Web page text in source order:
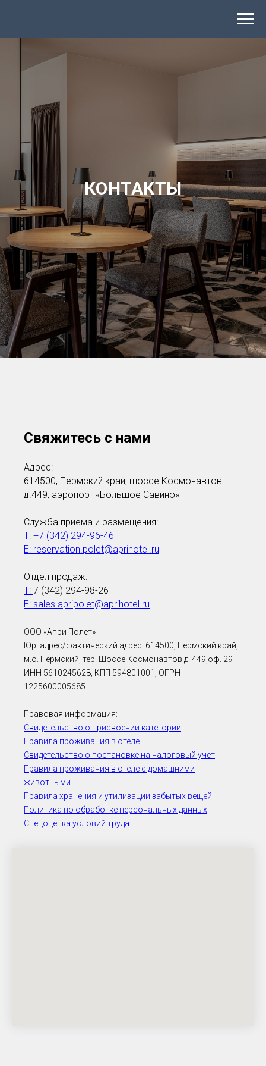
КОНТАКТЫ
Свяжитесь с нами
Адрес:
614500, Пермский край, шоссе Космонавтов
д.449, аэропорт «Большое Савино»
Служба приема и размещения:
T: +7 (342) 294-96-46
E: reservation.polet@aprihotel.ru
Отдел продаж:
T: 7 (342) 294-98-26
Е: sales.apripolet@aprihotel.ru
ООО «Апри Полет»
Юр. адрес/фактический адрес: 614500, Пермский край,
м.о. Пермский, тер. Шоссе Космонавтов д. 449,оф. 29
ИНН 5610245628, КПП 594801001, ОГРН
1225600005685
Правовая информация:
Свидетельство о присвоении категории
Правила проживания в отеле
Свидетельство о постановке на налоговый учет
Правила проживания в отеле с домашними
животными
Правила хранения и утилизации забытых вещей
Политика по обработке персональных данных
Спецоценка условий труда